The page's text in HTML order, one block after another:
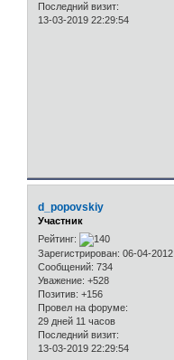
Последний визит:
13-03-2019 22:29:54
d_popovskiy
Участник
Рейтинг:
Зарегистрирован: 06-04-2012
Сообщений: 734
Уважение: +528
Позитив: +156
Провел на форуме:
29 дней 11 часов
Последний визит:
13-03-2019 22:29:54